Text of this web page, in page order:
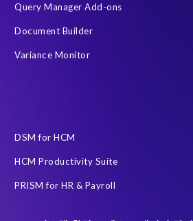
Query Manager Add-ons
Document Builder
Variance Monitor
DSM for HCM
HCM Productivity Suite
PRISM for HR & Payroll